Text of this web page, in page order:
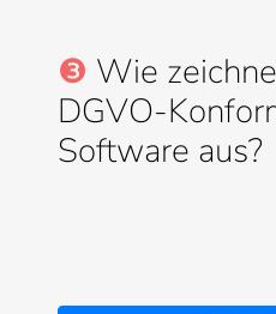
❸ Wie
DGVO-
Software aus?